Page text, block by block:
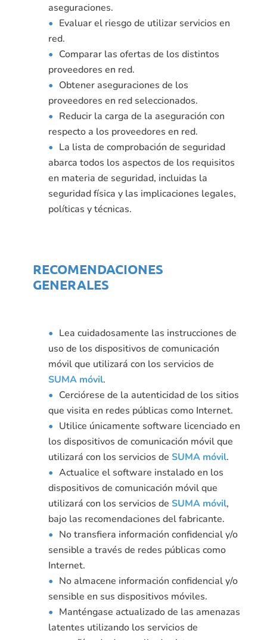
aseguraciones.
Evaluar el riesgo de utilizar servicios en
red.
Comparar las ofertas de los distintos
proveedores en red.
Obtener aseguraciones de los
proveedores en red seleccionados.
Reducir la carga de la aseguración con
respecto a los proveedores en red.
La lista de comprobación de seguridad
abarca todos los aspectos de los requisitos
en materia de seguridad, incluidas la
seguridad física y las implicaciones legales,
políticas y técnicas.
RECOMENDACIONES
GENERALES
Lea cuidadosamente las instrucciones de
uso de los dispositivos de comunicación
móvil que utilizará con los servicios de
SUMA móvil.
Cerciórese de la autenticidad de los sitios
que visita en redes públicas como Internet.
Utilice únicamente software licenciado en
los dispositivos de comunicación móvil que
utilizará con los servicios de SUMA móvil.
Actualice el software instalado en los
dispositivos de comunicación móvil que
utilizará con los servicios de SUMA móvil,
bajo las recomendaciones del fabricante.
No transfiera información confidencial y/o
sensible a través de redes públicas como
Internet.
No almacene información confidencial y/o
sensible en sus dispositivos móviles.
Manténgase actualizado de las amenazas
latentes utilizando los servicios de